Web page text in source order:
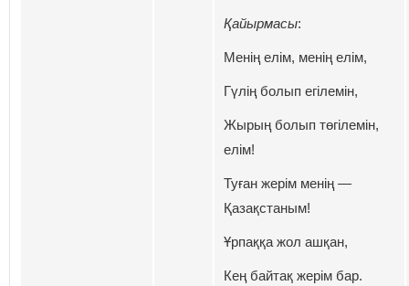
Қайырмасы:
Менің елім, менің елім,
Гүлің болып егілемін,
Жырың болып төгілемін,
елім!
Туған жерім менің —
Қазақстаным!
Ұрпаққа жол ашқан,
Кең байтақ жерім бар.